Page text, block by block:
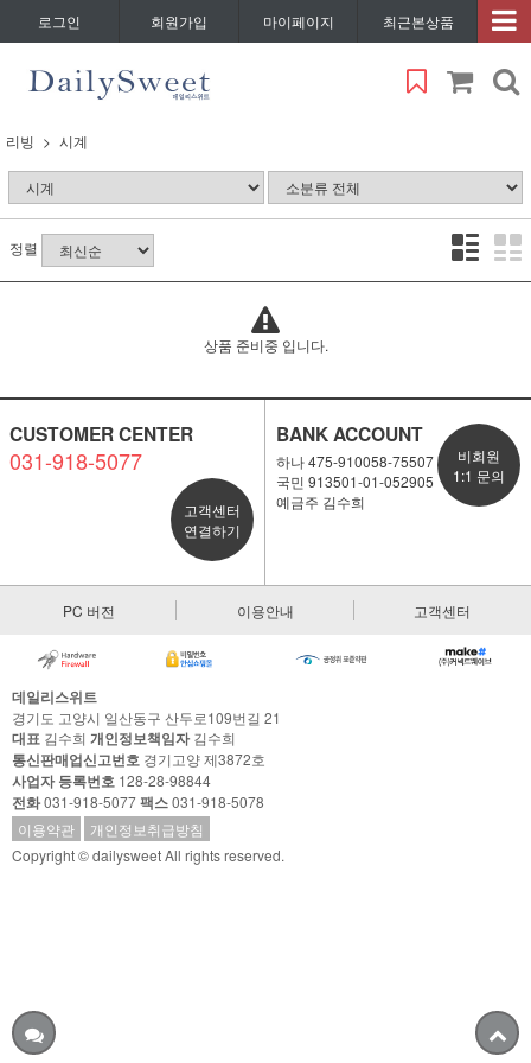
로그인 회원가입 마이페이지 최근본상품
리빙 시계
정렬
상품 준비중 입니다.
CUSTOMER CENTER
031-918-5077
고객센터
연결하기
BANK ACCOUNT
하나 475-910058-75507
국민 913501-01-052905
예금주 김수희
비회원
1:1 문의
PC 버전 이용안내 고객센터
데일리스위트
경기도 고양시 일산동구 산두로109번길 21
대표 김수희 개인정보책임자김수희
통신판매업신고번호 경기고양 제3872호
사업자 등록번호 128-28-98844
전화031-918-5077팩스031-918-5078
이용약관
개인정보취급방침
Copyright © dailysweet All rights reserved.